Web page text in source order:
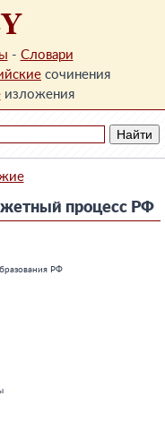
- Словари
сочинения
изложения
процесс РФ